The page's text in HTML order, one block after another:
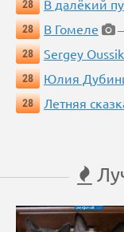
28
В далёкий
28
В Гомеле
28
Sergey Oussik
28
Юлия
28
Летняя